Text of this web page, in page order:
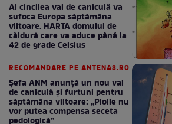
Al cincilea val de caniculă va
sufoca Europa săptămâna
viitoare. HARTA domului de
căldură care va aduce până la
42 de grade Celsius
RECOMANDARE PE ANTENA3.RO
Șefa ANM anunță un nou val
de caniculă și furtuni pentru
săptămâna viitoare: „Ploile nu
vor putea compensa seceta
pedologică”